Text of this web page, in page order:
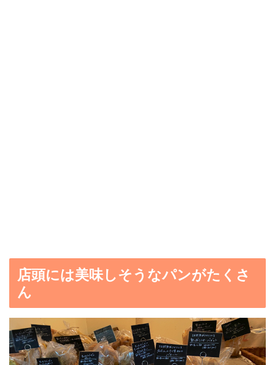
店頭には美味しそうなパンがたくさ
ん